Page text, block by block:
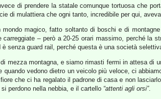
di prendere la statale comunque tortuosa che
di mulattiera che ogni tanto, incredibile per qui,
magico, fatto soltanto di boschi e di
– però a 20-25 orari massimo, perché la
senza guard rail, perché questa è una società
mezza montagna, e siamo rimasti fermi in attesa di
vedono dietro un veicolo più veloce, ci
che ci ha regalato il padrone di casa e non
perdono nella nebbia, e il cartello “attenti agli orsi”.